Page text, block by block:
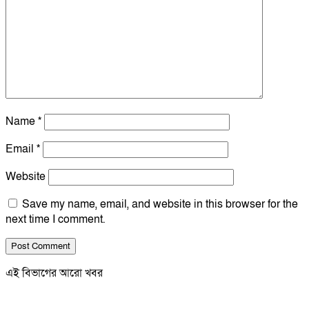
Name*
Email *
Website
Save my name, email, and website in this browser for the
next time I comment.
এই বিভাগের আরো খবর